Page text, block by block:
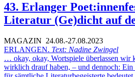
43. Erlanger
Literatur (Ge)dicht auf
MAGAZIN 24.08.-27.08.2023
ERLANGEN. Text: Nadine Zwingel
… okay, okay, Wortspiele überlassen wir
wirklich drauf haben, – und dennoch: Ein